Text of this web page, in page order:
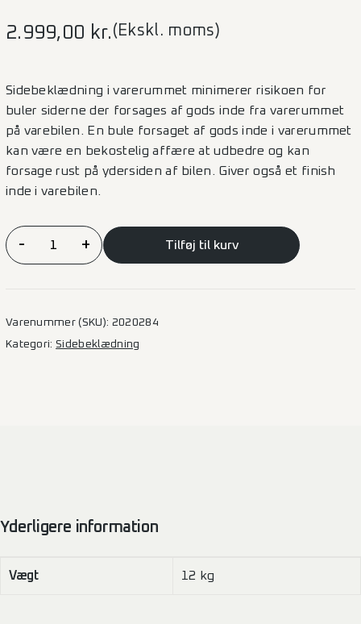
2.999,00 kr. (Ekskl. moms)
Sidebeklædning i varerummet minimerer risikoen for
buler siderne der forsages af gods inde fra varerummet
på varebilen. En bule forsaget af gods inde i varerummet
kan være en bekostelig affære at udbedre og kan
forsage rust på ydersiden af bilen. Giver også et finish
inde i varebilen.
Sidebeklædning
VW
L2H1
- + Tilføj til kurv
Varenummer (SKU): 2020284
Kategori:Sidebeklædning
Yderligere information
Vægt 12 kg